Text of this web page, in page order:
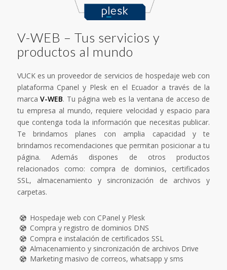
V-WEB – Tus servicios y
productos al mundo
VUCK es un proveedor de servicios de hospedaje web con
plataforma Cpanel y Plesk en el Ecuador a través de la
marcaV-WEB. Tu página web es la ventana de acceso de
tu empresa al mundo, requiere velocidad y espacio para
que contenga toda la información que necesitas publicar.
Te brindamos planes con amplia capacidad y te
brindamos recomendaciones que permitan posicionar a tu
página. Además dispones de otros productos
relacionados como: compra de dominios, certificados
SSL, almacenamiento y sincronización de archivos y
carpetas.
Hospedaje web con CPanel y Plesk
Compra y registro de dominios DNS
Compra e instalación de certificados SSL
Almacenamiento y sincronización de archivos Drive
Marketing masivo de correos, whatsapp y sms